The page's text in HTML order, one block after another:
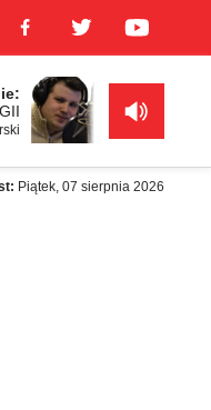
Piątek, 07 sierpnia 2026